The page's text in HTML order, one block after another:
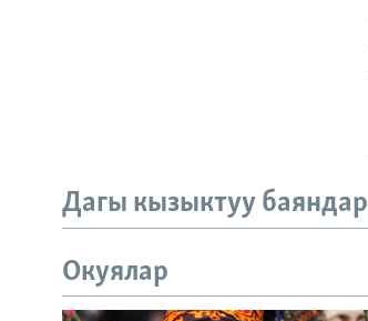
Дагы кызыктуу баяндар
Окуялар